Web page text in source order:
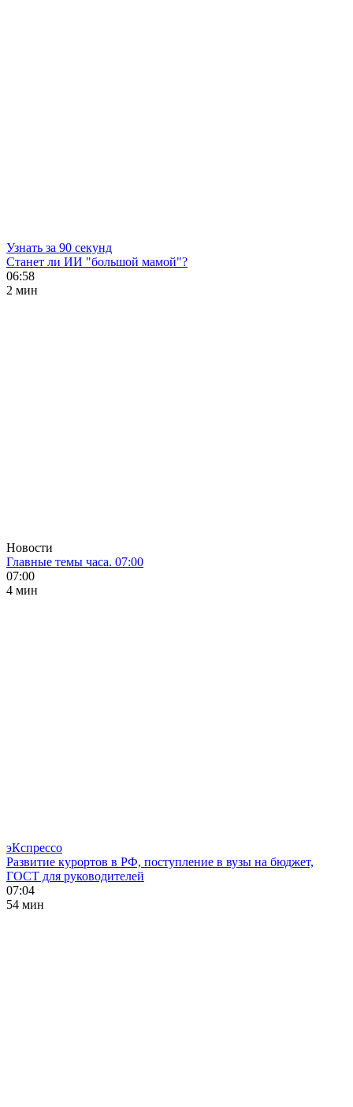
Узнать за 90 секунд
Станет ли ИИ "большой мамой"?
06:58
2 мин
Новости
Главные темы часа. 07:00
07:00
4 мин
эКспрессо
Развитие курортов в РФ, поступление в вузы на бюджет,
ГОСТ для руководителей
07:04
54 мин